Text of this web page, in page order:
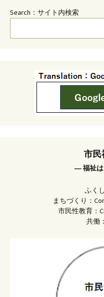
Search：サイト内検索
市民
― 福祉
ふく
まちづくり：
市民性教育：
共働